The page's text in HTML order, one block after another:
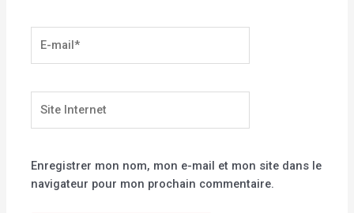
mail*
Internet
Enregistrer mon nom, mon e-mail et mon site dans le
navigateur pour mon prochain commentaire.